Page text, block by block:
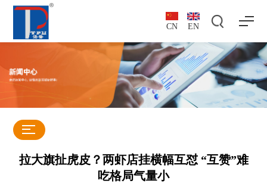
CN EN
拉大旗扯虎皮？两虾店挂横幅互怼 “互赞”难
吃格局气量小